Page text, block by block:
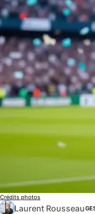
Crédits photos
Laurent Rousseau